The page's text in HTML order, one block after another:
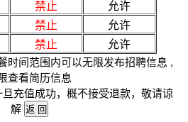
禁止
允许
禁止
允许
禁止 允许
时间范围内可以无限发布招聘信息 ,
查看简历信息
充值成功，概不接受退款，敬请谅
解